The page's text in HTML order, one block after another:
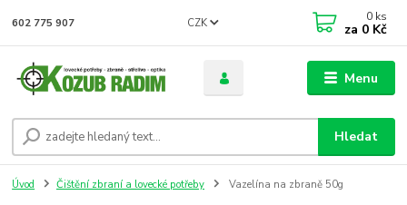
Menu
CZK
Hledat
602 775 907 0 ks
za 0 Kč
Úvod Čištění zbraní a lovecké potřeby Vazelína na zbraně 50g